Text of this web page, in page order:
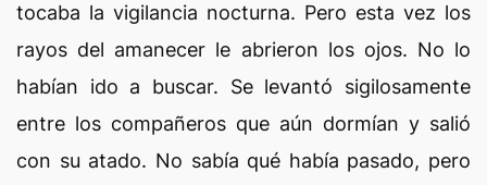
tocaba la vigilancia nocturna. Pero esta vez los
rayos del amanecer le abrieron los ojos. No lo
habían ido a buscar. Se levantó sigilosamente
entre los compañeros que aún dormían y salió
con su atado. No sabía qué había pasado, pero